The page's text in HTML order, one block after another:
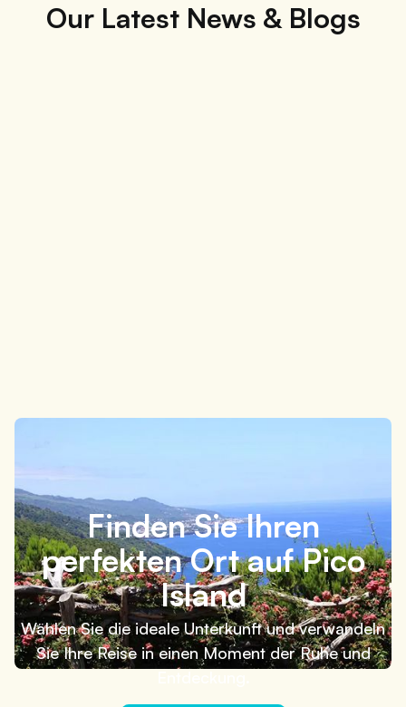
Our Latest News & Blogs
Finden Sie Ihren
perfekten Ort auf Pico
Island
Wählen Sie die ideale Unterkunft und verwandeln
Sie Ihre Reise in einen Moment der Ruhe und